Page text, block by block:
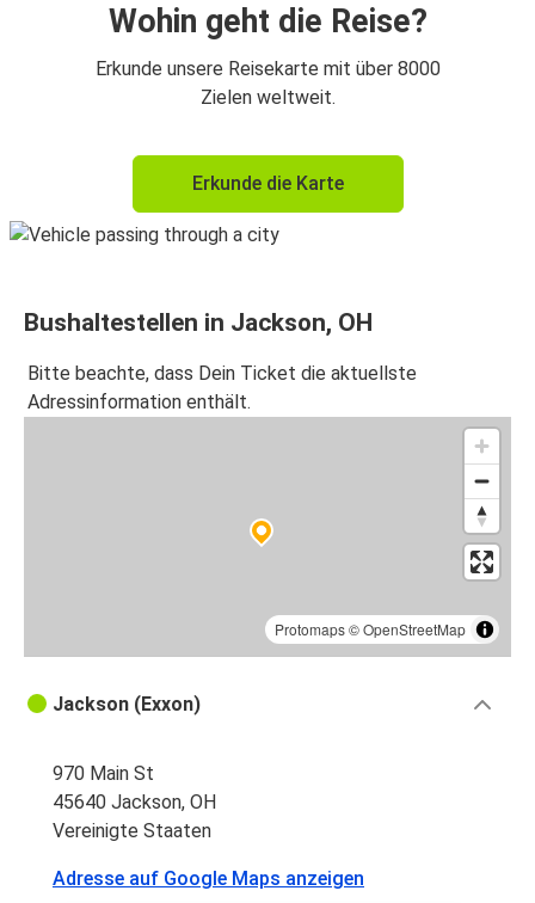
Wohin geht die Reise?
Erkunde unsere Reisekarte mit über 8000
Zielen weltweit.
Erkunde die Karte
Bushaltestellen in Jackson, OH
Bitte beachte, dass Dein Ticket die aktuellste
Adressinformation enthält.
Protomaps©OpenStreetMap
Jackson (Exxon)
970 Main St
45640 Jackson, OH
Vereinigte Staaten
Adresse auf Google Maps anzeigen